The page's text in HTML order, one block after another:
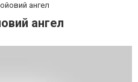
ангел
ангел